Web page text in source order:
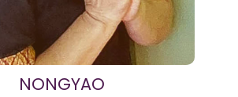
NONGYAO